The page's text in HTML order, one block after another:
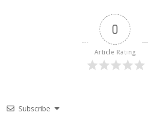
0
Article Rating
Subscribe